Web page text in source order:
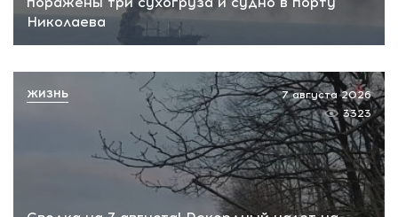
Николаева
7 августа 2026
3323
ЖИЗНЬ